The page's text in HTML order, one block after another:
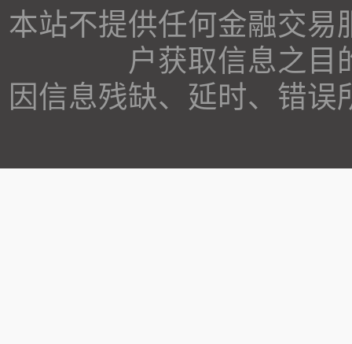
本站不提供任何金融交
户获取信息之目
因信息残缺、延时、错